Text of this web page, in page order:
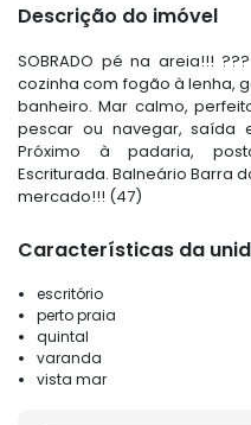
Descrição do imóvel
SOBRADO pé na areia!!!
cozinha com fogão à lenha,
banheiro. Mar calmo,
pescar ou navegar, saída
Próximo à padaria,
Escriturada. Balneário Barra
mercado!!! (47)
Características da
escritório
perto praia
quintal
varanda
vista mar